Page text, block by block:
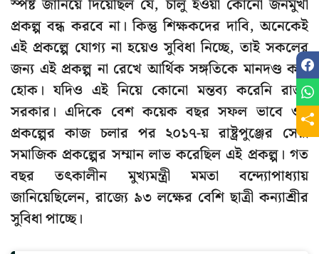
স্পষ্ট জানিয়ে দিয়েছিল যে, চালু হওয়া কোনো জনমুখী
প্রকল্প বন্ধ করবে না। কিন্তু শিক্ষকদের দাবি, অনেকেই
এই প্রকল্পে যোগ্য না হয়েও সুবিধা নিচ্ছে, তাই সকলের
জন্য এই প্রকল্প না রেখে আর্থিক সঙ্গতিকে মানদণ্ড করা
হোক। যদিও এই নিয়ে কোনো মন্তব্য করেনি রাজ্য
সরকার। এদিকে বেশ কয়েক বছর সফল ভাবে ওই
প্রকল্পের কাজ চলার পর ২০১৭-য় রাষ্ট্রপুঞ্জের সেরা
সমাজিক প্রকল্পের সম্মান লাভ করেছিল এই প্রকল্প। গত
বছর তৎকালীন মুখ্যমন্ত্রী মমতা বন্দ্যোপাধ্যায়
জানিয়েছিলেন, রাজ্যে ৯৩ লক্ষের বেশি ছাত্রী কন্যাশ্রীর
সুবিধা পাচ্ছে।